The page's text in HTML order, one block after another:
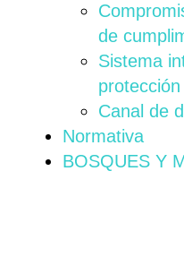
de
Sistema
Canal de
Normativa
BOSQUES Y